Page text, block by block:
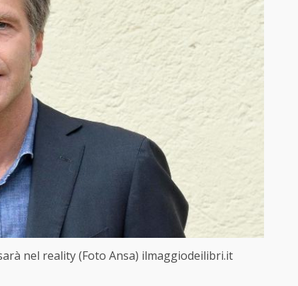
nel reality (Foto Ansa) ilmaggiodeilibri.it